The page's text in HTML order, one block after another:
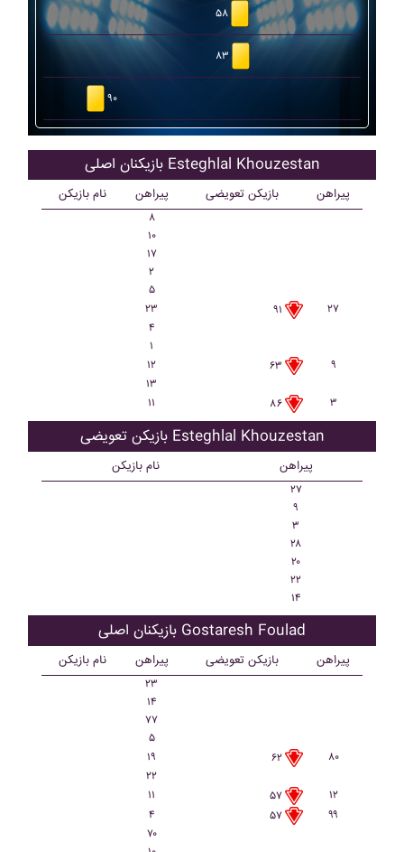
۵۸
۸۳
۹۰
بازیکنان اصلی Esteghlal Khouzestan
نام بازیکن پیراهن بازیکن تعویضی پیراهن
۸
۱۰
۱۷
۲
۵
۲۳
۹۱
۲۷
۴
۱
۱۲
۶۳
۹
۱۳
۱۱
۸۶ ۳
بازیکن تعویضی Esteghlal Khouzestan
نام بازیکن پیراهن
۲۷
۹
۳
۲۸
۲۰
۲۲
۱۴
بازیکنان اصلی Gostaresh Foulad
نام بازیکن پیراهن بازیکن تعویضی پیراهن
۲۳
۱۴
۷۷
۵
۱۹
۶۲
۸۰
۲۲
۱۱
۵۷
۱۲
۴
۵۷
۹۹
۷۰